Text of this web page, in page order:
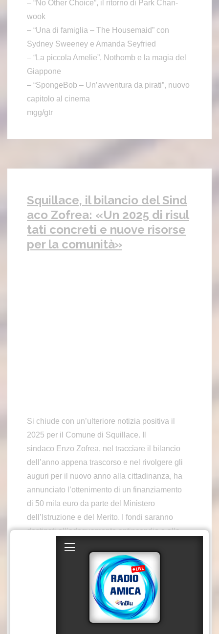
– “No Other Choice”, il ritorno di Park Chan-
wook
– “Una di famiglia – The Housemaid” con
Sydney Sweeney e Amanda Seyfried
– “La piccola Amelie”, Nothomb e la magia del
Giappone
– “SpongeBob – Un’avventura da pirati”, nuovo
capitolo al cinema
mgg/gtr
Squillace, il bilancio del Sind
aco Zofrea: «Un 2025 di risul
tati concreti e nuove risorse
per la comunità»
Si chiude con un’ulteriore notizia positiva il
2025 per il Comune di Squillace. Il
sindaco Enzo Zofrea, nel tracciare il bilancio
dell’anno appena trascorso e nel rivolgere gli
auguri per il nuovo anno alla cittadinanza, ha
annunciato l’ottenimento di un finanziamento
di 50 mila euro da parte del Ministero
dell’Istruzione e del Merito. I fondi saranno
destinati all’adeguamento antincendio e alla
messa in sicurezza degli edifici scolastici. «Un
risultato che testimonia il lavoro serio
dell’amministrazione — ha dichiarato Zofrea —
e che riguarda la sicurezza dei nostri bambini e
del personale scolastico. Questo finanziamento
non è un episodio isolato, ma il coronamento di
un anno intenso di programmazione». Il 2025